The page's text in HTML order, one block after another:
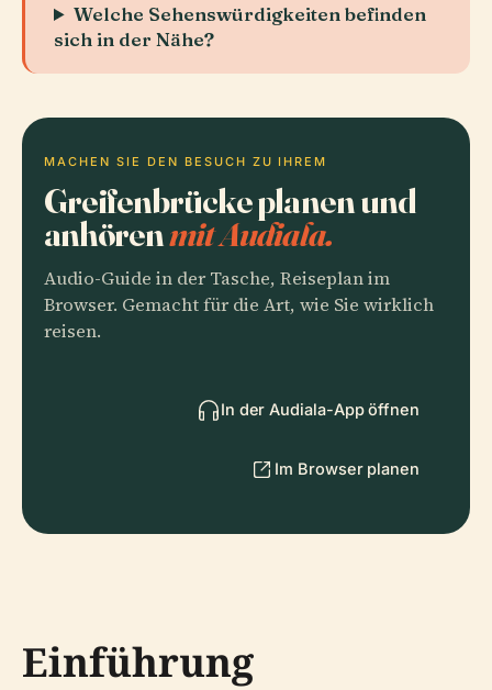
Welche Sehenswürdigkeiten befinden
sich in der Nähe?
MACHEN SIE DEN BESUCH ZU IHREM
Greifenbrücke planen und
anhörenmit Audiala.
Audio-Guide in der Tasche, Reiseplan im
Browser. Gemacht für die Art, wie Sie wirklich
reisen.
In der Audiala-App öffnen
Im Browser planen
Einführung